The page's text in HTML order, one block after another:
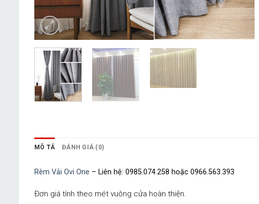
MÔ TẢ ĐÁNH GIÁ (0)
Rèm Vải Ovi One – Liên hệ: 0985.074.258 hoặc 0966.563.393
Đơn giá tính theo mét vuông cửa hoàn thiện.